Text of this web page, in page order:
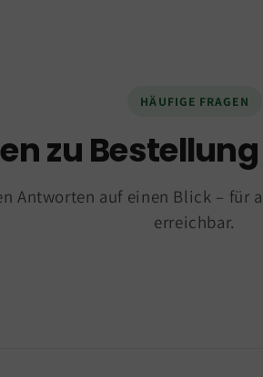
HÄUFIGE FRAGEN
zu
Antworten auf einen Blick – für
erreichbar.